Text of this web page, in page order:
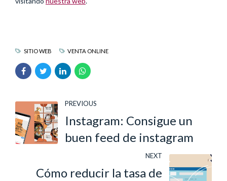
SITIO WEB VENTA ONLINE
PREVIOUS
Instagram: Consigue un
buen feed de instagram
NEXT
Cómo reducir la tasa de